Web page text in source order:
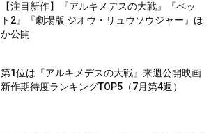
【注目新作】『アルキメデスの大戦』『ペッ
ト2』『劇場版 ジオウ・リュウソウジャー』ほ
か公開
第1位は『アルキメデスの大戦』来週公開映画
新作期待度ランキングTOP5（7月第4週）